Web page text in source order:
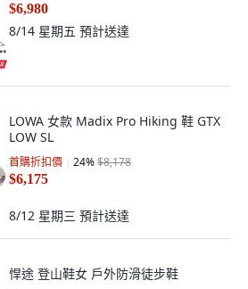
$6,980
8/14 星期五 預計送達
LOWA 女款 Madix Pro Hiking 鞋 GTX
LOW SL
首購折扣價 24%$8,178
$6,175
8/12 星期三 預計送達
悍途 登山鞋女 戶外防滑徒步鞋